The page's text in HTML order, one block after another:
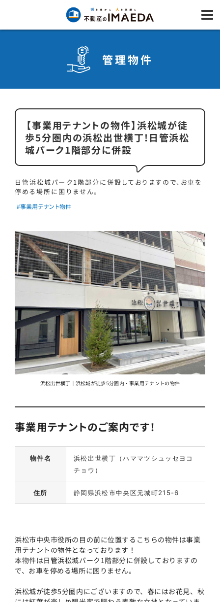
管理物件
【事業用テナントの物件】浜松城が徒
歩5分圏内の浜松出世横丁!日管浜松
城パーク1階部分に併設
日管浜松城パーク1階部分に併設しておりますので、お車を
停める場所に困りません。
#事業用テナント物件
浜松出世横丁｜浜松城が徒歩5分圏内・事業用テナントの物件
事業用テナントのご案内です！
物件名
浜松出世横丁（ハママツシュッセヨコ
チョウ）
住所 静岡県浜松市中央区元城町215-6
浜松市中央市役所の目の前に位置するこちらの物件は事業
用テナントの物件となっております！
本物件は日管浜松城パーク1階部分に併設しておりますの
で、お車を停める場所に困りません。
浜松城が徒歩5分圏内にございますので、春にはお花見、秋